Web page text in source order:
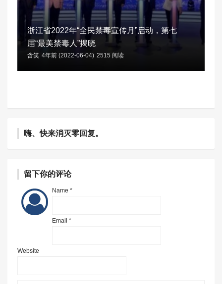
浙江省2022年“全民禁毒宣传月”启动，第七
届“最美禁毒人”揭晓
含笑 4年前 (2022-06-04) 2515 阅读
嗨、快来消灭零回复。
留下你的评论
Name *
Email *
Website